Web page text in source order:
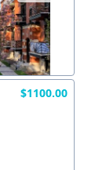
$1100.00